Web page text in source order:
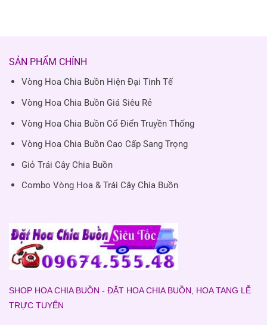
SẢN PHẨM CHÍNH
Vòng Hoa Chia Buồn Hiện Đại Tinh Tế
Vòng Hoa Chia Buồn Giá Siêu Rẻ
Vòng Hoa Chia Buồn Cổ Điển Truyền Thống
Vòng Hoa Chia Buồn Cao Cấp Sang Trọng
Giỏ Trái Cây Chia Buồn
Combo Vòng Hoa & Trái Cây Chia Buồn
SHOP HOA CHIA BUỒN - ĐẶT HOA CHIA BUỒN, HOA TANG LỄ
TRỰC TUYẾN